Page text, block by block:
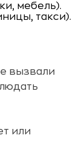
мебель).
такси).
вызвали
или